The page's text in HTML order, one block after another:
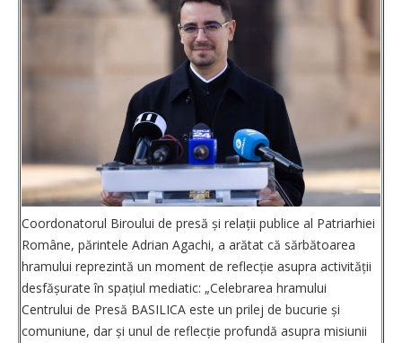
Coordonatorul Biroului de presă și relații publice al Patriarhiei
Române, părintele Adrian Agachi, a arătat că sărbătoarea
hramului reprezintă un moment de reflecție asupra activității
desfășurate în spațiul mediatic: „Celebrarea hramului
Centrului de Presă BASILICA este un prilej de bucurie și
comuniune, dar și unul de reflecție profundă asupra misiunii